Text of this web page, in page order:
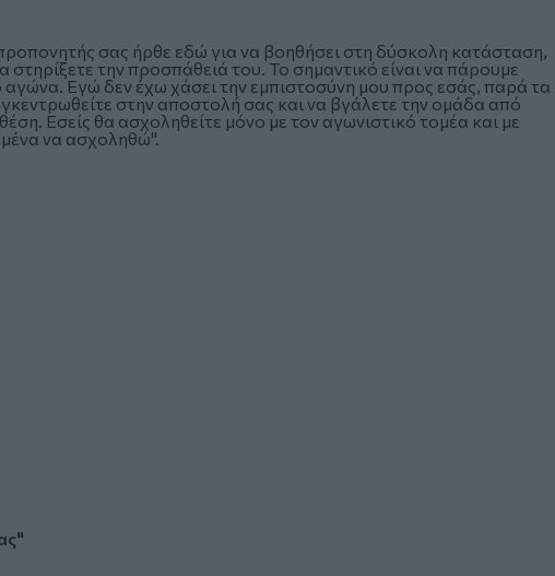
σας ήρθε εδώ για να βοηθήσει στη δύσκολη κατάσταση,
την προσπάθειά του. Το σημαντικό είναι να πάρουμε
αγώνα. Εγώ δεν έχω χάσει την εμπιστοσύνη μου προς εσάς, παρά τα
στην αποστολή σας και να βγάλετε την ομάδα από
Εσείς θα ασχοληθείτε μόνο με τον αγωνιστικό τομέα και με
να ασχοληθώ".